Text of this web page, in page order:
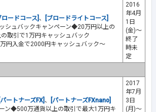
ードコース] 、
[ブロードライトコース]
シュバックキャンペーン◆20万円以上の
取引で1万円キャッシュバック
円入金で2000円キャッシュバック～
2016
年4月
1日
(金)～
終了
時未
定
ートナーズFX] 、
[パートナーズFXnano]
ン◆500万通貨以上の取引で最大1万円キ
2017
年7月
3日
(月)～